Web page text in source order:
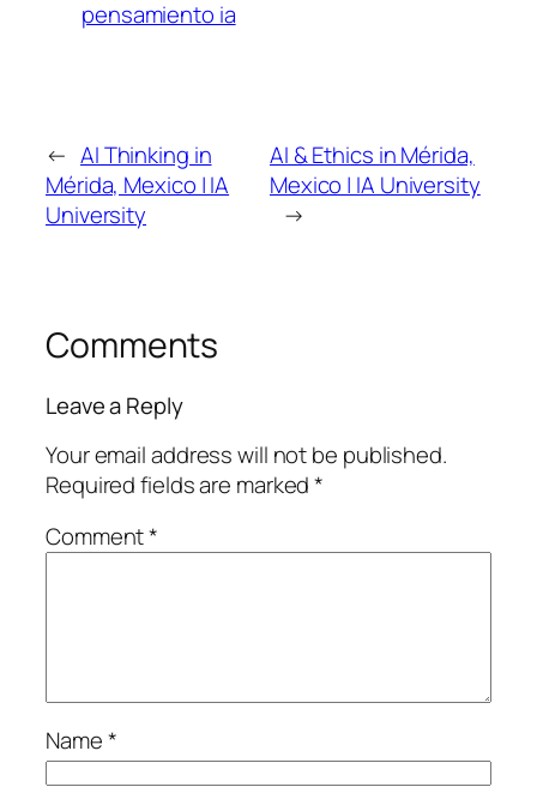
pensamiento ia
← AI Thinking in
Mérida, Mexico | IA
University
AI & Ethics in Mérida,
Mexico | IA University
→
Comments
Leave a Reply
Your email address will not be published.
Required fields are marked*
Comment*
Name*